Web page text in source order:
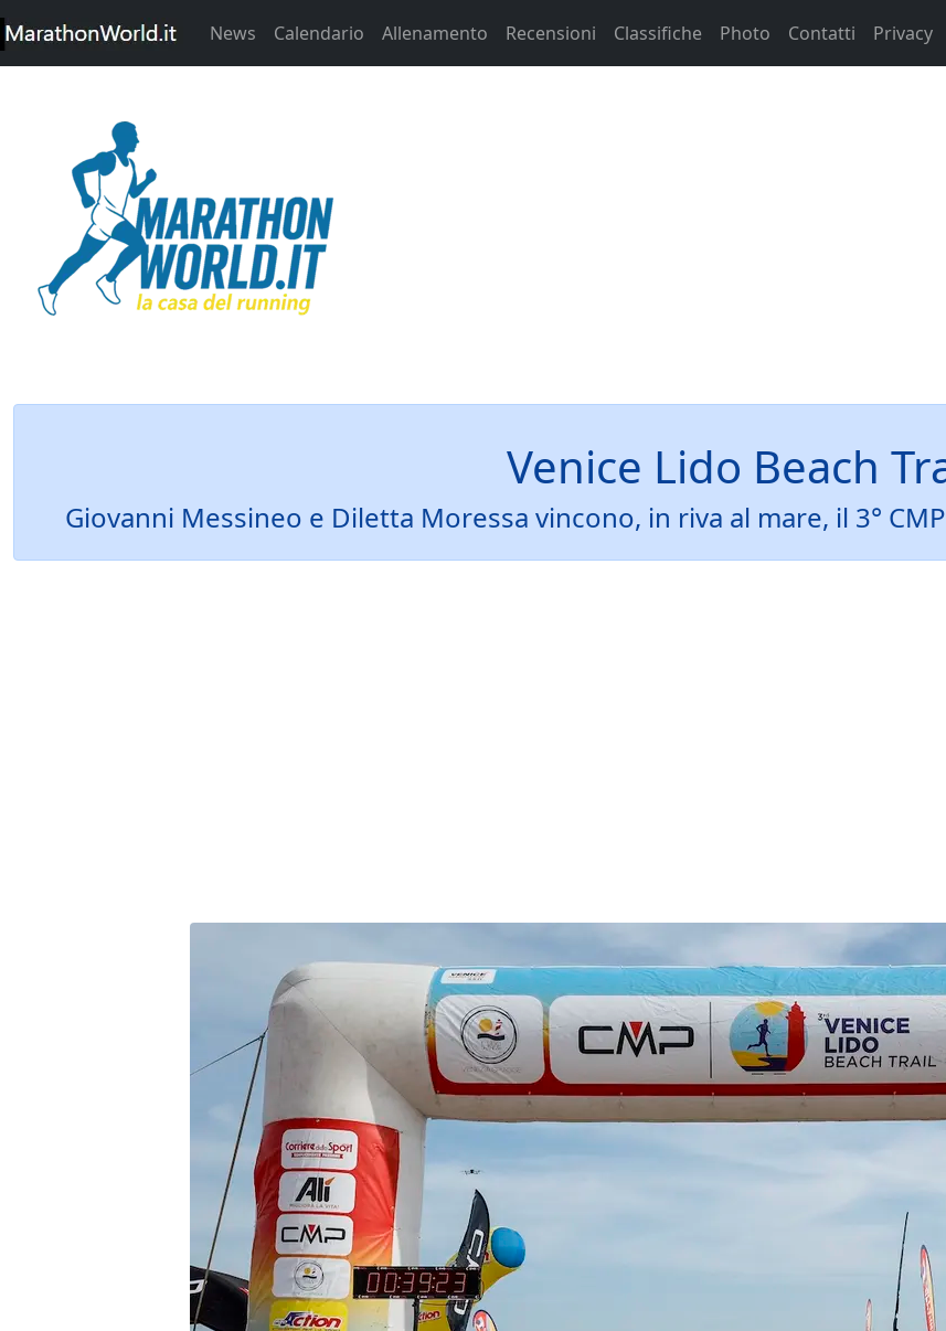
News Calendario Allenamento Recensioni Classifiche Photo Contatti Privacy
Venice Lido Beach
Giovanni Messineo e Diletta Moressa vincono, in riva al mare, il 3°